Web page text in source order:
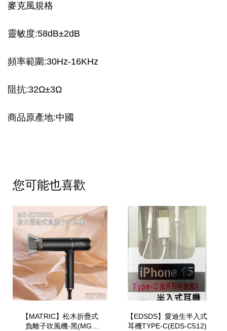
麥克風規格
靈敏度:58dB±2dB
頻率範圍:30Hz-16KHz
阻抗:32Ω±3Ω
商品原產地:中國
您可能也喜歡
【MATRIC】松木折疊式
負離子吹風機-黑(MG-
【EDSDS】愛迪生半入式
耳機TYPE-C(EDS-C512)